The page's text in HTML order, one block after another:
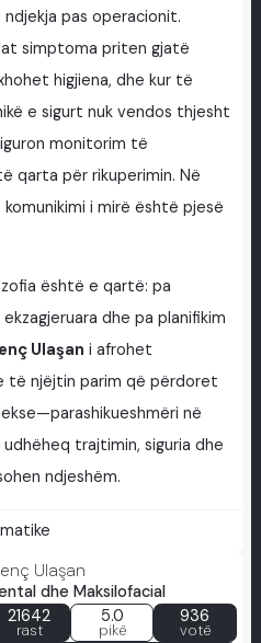
pas operacionit.
simptoma priten gjatë
higjiena, dhe kur të
e sigurt nuk vendos thjesht
monitorim të
qarta për rikuperimin. Në
i mirë është pjesë
është e qartë: pa
dhe pa planifikim
Ulaşan i afrohet
të njëjtin parim që përdoret
në
trajtimin, siguria dhe
ndjeshëm.
Ulaşan
dhe Maksilofacial
21642
rast
5.0
pikë
936
votë